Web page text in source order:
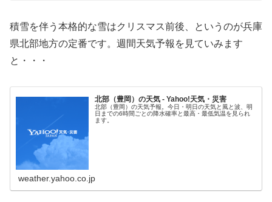
積雪を伴う本格的な雪はクリスマス前後、というのが兵庫
県北部地方の定番です。週間天気予報を見ていみます
と・・・
北部（豊岡）の天気 - Yahoo!天気・災害
北部（豊岡）の天気予報。今日・明日の天気と風と波、明
日までの6時間ごとの降水確率と最高・最低気温を見られ
ます。
weather.yahoo.co.jp